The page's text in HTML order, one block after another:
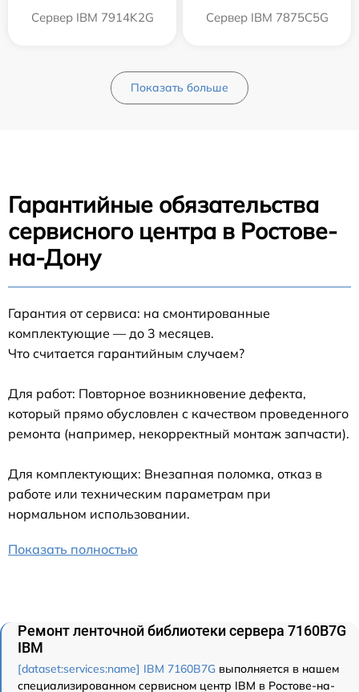
Сервер IBM 7914K2G Сервер IBM 7875C5G
Показать больше
Гарантийные обязательства
сервисного центра в Ростове-
на-Дону
Гарантия от сервиса: на смонтированные
комплектующие — до 3 месяцев.
Что считается гарантийным случаем?
Для работ: Повторное возникновение дефекта,
который прямо обусловлен с качеством проведенного
ремонта (например, некорректный монтаж запчасти).
Для комплектующих: Внезапная поломка, отказ в
работе или техническим параметрам при
нормальном использовании.
Показать полностью
Ремонт ленточной библиотеки сервера 7160B7G
IBM
[dataset:services:name] IBM 7160B7G выполняется в нашем
специализированном сервисном центр IBM в Ростове-на-